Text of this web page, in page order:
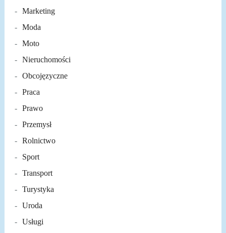
Marketing
Moda
Moto
Nieruchomości
Obcojęzyczne
Praca
Prawo
Przemysł
Rolnictwo
Sport
Transport
Turystyka
Uroda
Usługi